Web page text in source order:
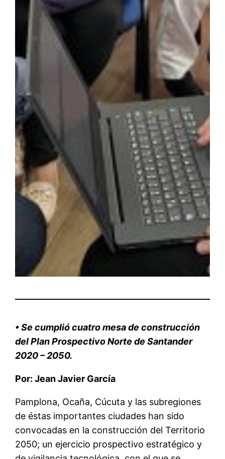
•Se cumplió cuatro mesa de construcción
del Plan Prospectivo Norte de Santander
2020– 2050.
Por: Jean Javier García
Pamplona, Ocaña, Cúcuta y las subregiones
de éstas importantes ciudades han sido
convocadas en la construcción delTerritorio
2050; un ejercicio prospectivo estratégico y